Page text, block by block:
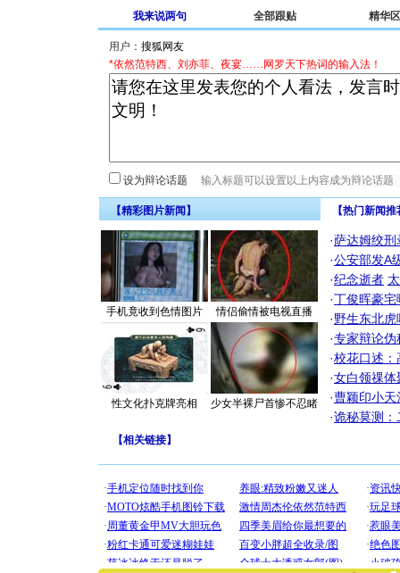
我来说两句 全部跟贴 精华区
用户：
*依然范特西、刘亦菲、夜宴……网罗天下热词的输入法！
设为辩论话题
【精彩图片新闻】
手机竟收到色情图片 情侣偷情被电视直播
性文化扑克牌亮相 少女半裸尸首惨不忍睹
【热门新闻
·萨达姆绞刑
·公安部发A
·纪念逝者
·丁俊晖豪
·野生东北
·专家辩论伪
·校花口述：
·女白领祼体
·曹颖印小天
·诡秘莫测：
【相关链接】
[圣诞节]
你太多，